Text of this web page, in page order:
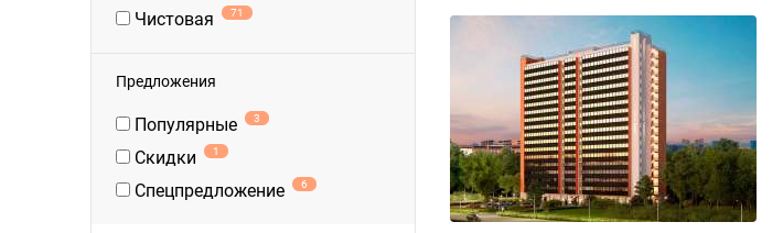
Чистовая 71
Предложения
Популярные 3
Скидки 1
Спецпредложение 6